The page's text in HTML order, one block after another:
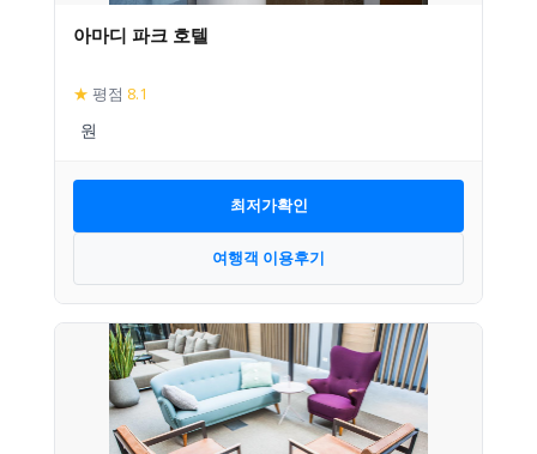
아마디 파크 호텔
★ 평점 8.1
최저가확인
여행객 이용후기